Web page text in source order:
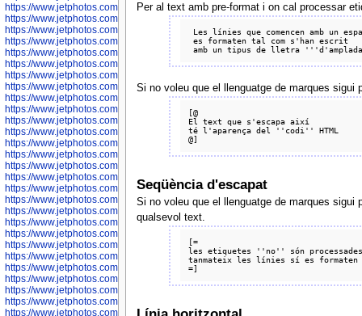
https://www.jetphotos.com/photographer/600542
https://www.jetphotos.com/photographer/600543
https://www.jetphotos.com/photographer/600544
https://www.jetphotos.com/photographer/600547
https://www.jetphotos.com/photographer/600548
https://www.jetphotos.com/photographer/600549
https://www.jetphotos.com/photographer/600550
https://www.jetphotos.com/photographer/600552
https://www.jetphotos.com/photographer/600553
https://www.jetphotos.com/photographer/600555
https://www.jetphotos.com/photographer/600558
https://www.jetphotos.com/photographer/600565
https://www.jetphotos.com/photographer/600566
https://www.jetphotos.com/photographer/600567
https://www.jetphotos.com/photographer/600568
https://www.jetphotos.com/photographer/600571
https://www.jetphotos.com/photographer/600573
https://www.jetphotos.com/photographer/600575
https://www.jetphotos.com/photographer/600576
https://www.jetphotos.com/photographer/600577
https://www.jetphotos.com/photographer/600578
https://www.jetphotos.com/photographer/600666
https://www.jetphotos.com/photographer/600668
https://www.jetphotos.com/photographer/600669
https://www.jetphotos.com/photographer/600670
https://www.jetphotos.com/photographer/602963
https://www.jetphotos.com/photographer/601276
https://www.jetphotos.com/photographer/601280
Per al text amb pre-format i on cal processar
es formaten tal com s'han escrit
Si no voleu que el llenguatge de marques
[@
El text que s'escapa així
té l'aparença del ''codi'' HTML
Seqüència d'escapat
Si no voleu que el llenguatge de marques
qualsevol text.
[=
les etiquetes ''no'' són
tanmateix les línies sí es formaten